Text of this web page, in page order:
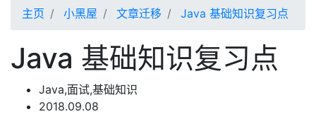
主页 小黑屋 文章迁移 Java 基础知识复习点
Java 基础知识复习点
Java,面试,基础知识
2018.09.08